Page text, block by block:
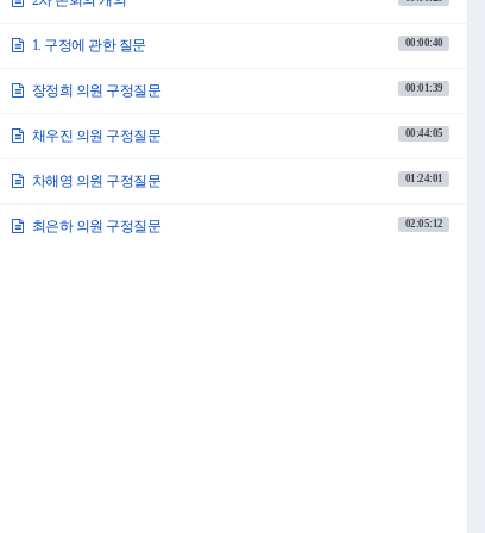
1. 구정에 관한 질문 00:00:40
장정희 의원 구정질문 00:01:39
채우진 의원 구정질문 00:44:05
차해영 의원 구정질문 01:24:01
최은하 의원 구정질문 02:05:12